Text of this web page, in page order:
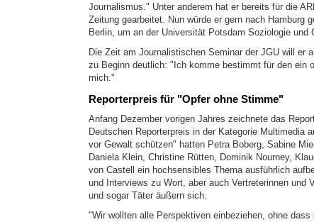
Journalismus." Unter anderem hat er bereits für die
Zeitung gearbeitet. Nun würde er gern nach Hamburg
Berlin, um an der Universität Potsdam Soziologie und
Die Zeit am Journalistischen Seminar der JGU will
zu Beginn deutlich: "Ich komme bestimmt für den ein
mich."
Reporterpreis für "Opfer ohne Stimme"
Anfang Dezember vorigen Jahres zeichnete das
Deutschen Reporterpreis in der Kategorie Multimedia
vor Gewalt schützen" hatten Petra Boberg, Sabine
Daniela Klein, Christine Rütten, Dominik Nourney,
von Castell ein hochsensibles Thema ausführlich
und Interviews zu Wort, aber auch Vertreterinnen und
und sogar Täter äußern sich.
"Wir wollten alle Perspektiven einbeziehen, ohne